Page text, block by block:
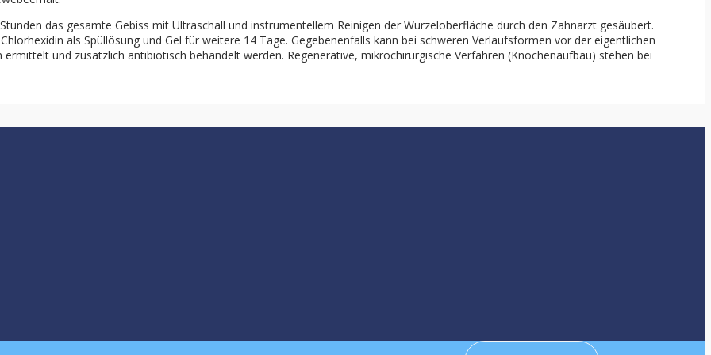
das gesamte Gebiss mit Ultraschall und instrumentellem Reinigen der Wurzeloberfläche durch den Zahnarzt gesäubert.
als Spüllösung und Gel für weitere 14 Tage. Gegebenenfalls kann bei schweren Verlaufsformen vor der eigentlichen
und zusätzlich antibiotisch behandelt werden. Regenerative, mikrochirurgische Verfahren (Knochenaufbau) stehen bei